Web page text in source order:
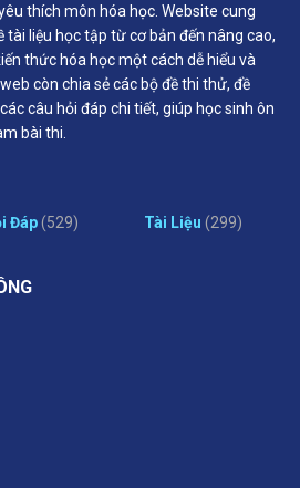
thích môn hóa học. Website cung
tài liệu học tập từ cơ bản đến nâng cao,
thức hóa học một cách dễ hiểu và
còn chia sẻ các bộ đề thi thử, đề
câu hỏi đáp chi tiết, giúp học sinh ôn
bài thi.
Đáp(529) Tài Liệu (299)